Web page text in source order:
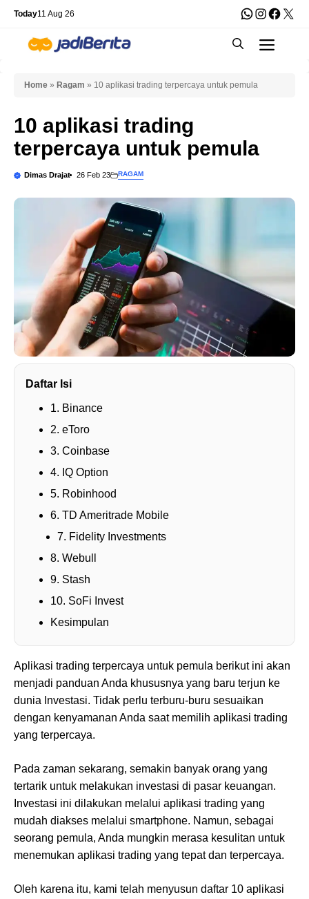
Skip
content
Today11 Aug 26 WhatsApp
X
Home » Ragam » 10 aplikasi trading terpercaya untuk pemula
10 aplikasi trading
terpercaya untuk pemula
Dimas Drajat 26 Feb 23 RAGAM
Daftar Isi
1. Binance
2. eToro
3. Coinbase
4. IQ Option
5. Robinhood
6. TD Ameritrade Mobile
7. Fidelity Investments
8. Webull
9. Stash
10. SoFi Invest
Kesimpulan
Aplikasi trading terpercaya untuk pemula berikut ini akan
menjadi panduan Anda khususnya yang baru terjun ke
dunia Investasi. Tidak perlu terburu-buru sesuaikan
dengan kenyamanan Anda saat memilih aplikasi trading
yang terpercaya.
Pada zaman sekarang, semakin banyak orang yang
tertarik untuk melakukan investasi di pasar keuangan.
Investasi ini dilakukan melalui aplikasi trading yang
mudah diakses melalui smartphone. Namun, sebagai
seorang pemula, Anda mungkin merasa kesulitan untuk
menemukan aplikasi trading yang tepat dan terpercaya.
Oleh karena itu, kami telah menyusun daftar 10 aplikasi